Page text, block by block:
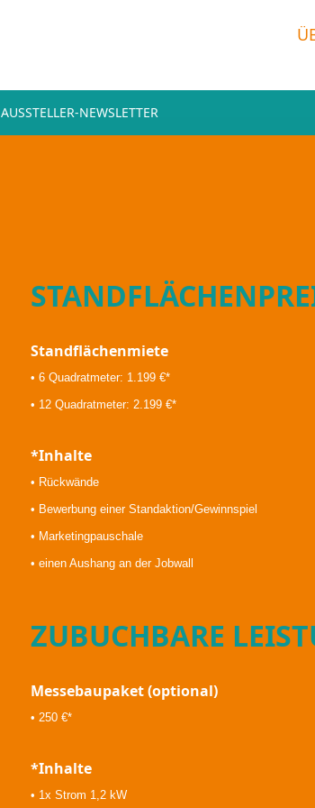
AUSSTELLER-NEWSLETTER
Standflächenmiete
• 6 Quadratmeter: 1.199 €*
• 12 Quadratmeter: 2.199 €*
*Inhalte
• Rückwände
• Bewerbung einer Standaktion/Gewinnspiel
• Marketingpauschale
• einen Aushang an der Jobwall
ZUBUCHBARE
Messebaupaket (optional)
• 250 €*
*Inhalte
• 1x Strom 1,2 kW